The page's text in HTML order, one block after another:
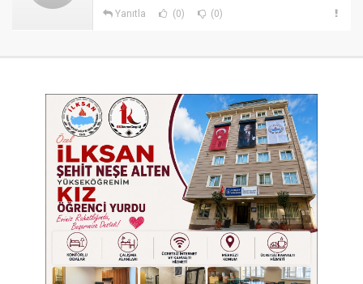
Yanıtla (0) (0)